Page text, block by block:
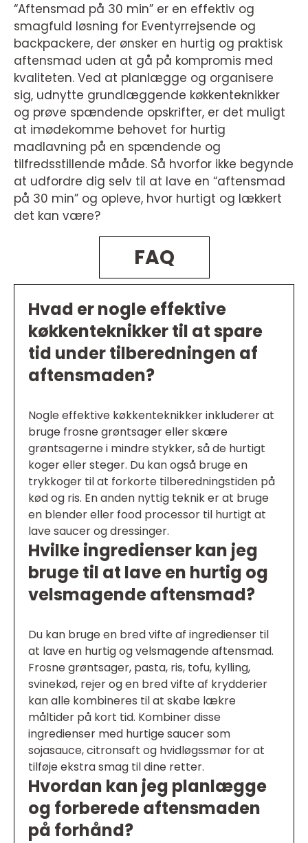
“Aftensmad på 30 min” er en effektiv og
smagfuld løsning for Eventyrrejsende og
backpackere, der ønsker en hurtig og praktisk
aftensmad uden at gå på kompromis med
kvaliteten. Ved at planlægge og organisere
sig, udnytte grundlæggende køkkenteknikker
og prøve spændende opskrifter, er det muligt
at imødekomme behovet for hurtig
madlavning på en spændende og
tilfredsstillende måde. Så hvorfor ikke begynde
at udfordre dig selv til at lave en “aftensmad
på 30 min” og opleve, hvor hurtigt og lækkert
det kan være?
FAQ
Hvad er nogle effektive
køkkenteknikker til at spare
tid under tilberedningen af
aftensmaden?
Nogle effektive køkkenteknikker inkluderer at
bruge frosne grøntsager eller skære
grøntsagerne i mindre stykker, så de hurtigt
koger eller steger. Du kan også bruge en
trykkoger til at forkorte tilberedningstiden på
kød og ris. En anden nyttig teknik er at bruge
en blender eller food processor til hurtigt at
lave saucer og dressinger.
Hvilke ingredienser kan jeg
bruge til at lave en hurtig og
velsmagende aftensmad?
Du kan bruge en bred vifte af ingredienser til
at lave en hurtig og velsmagende aftensmad.
Frosne grøntsager, pasta, ris, tofu, kylling,
svinekød, rejer og en bred vifte af krydderier
kan alle kombineres til at skabe lækre
måltider på kort tid. Kombiner disse
ingredienser med hurtige saucer som
sojasauce, citronsaft og hvidløgssmør for at
tilføje ekstra smag til dine retter.
Hvordan kan jeg planlægge
og forberede aftensmaden
på forhånd?